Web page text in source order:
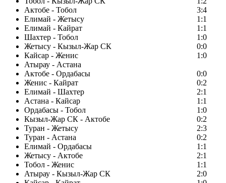
Актобе - Тобол
3:4
Елимай - Жетысу
1:1
Елимай - Кайрат
1:1
Шахтер - Тобол
1:0
Жетысу - Кызыл-Жар СК
0:0
Кайсар - Женис
1:0
Атырау - Астана
Актобе - Ордабасы
0:0
Женис - Кайрат
0:2
Елимай - Шахтер
2:1
Астана - Кайсар
1:1
Ордабасы - Тобол
1:0
Кызыл-Жар СК - Актобе
0:2
Туран - Жетысу
2:3
Туран - Астана
0:2
Елимай - Ордабасы
1:1
Жетысу - Актобе
2:1
Тобол - Женис
1:1
Атырау - Кызыл-Жар СК
2:0